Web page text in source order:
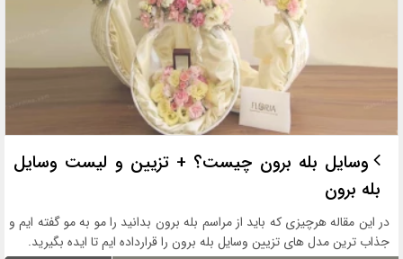
وسایل بله برون چیست؟ + تزیین و لیست وسایل
بله برون
در این مقاله هرچیزی که باید از مراسم بله برون بدانید را مو به مو گفته ایم و
جذاب ترین مدل های تزیین وسایل بله برون را قرارداده ایم تا ایده بگیرید.